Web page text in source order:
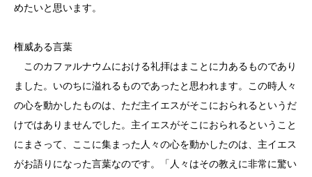
めたいと思います。
権威ある言葉
このカファルナウムにおける礼拝はまことに力あるものであり
ました。いのちに溢れるものであったと思われます。この時人々
の心を動かしたものは、ただ主イエスがそこにおられるというだ
けではありませんでした。主イエスがそこにおられるということ
にまさって、ここに集まった人々の心を動かしたのは、主イエス
がお語りになった言葉なのです。「人々はその教えに非常に驚い